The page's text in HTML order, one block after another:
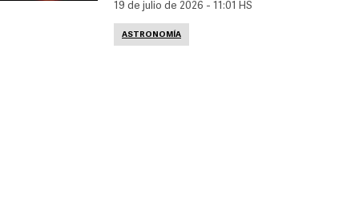
19 de julio de 2026 - 11:01 HS
ASTRONOMÍA